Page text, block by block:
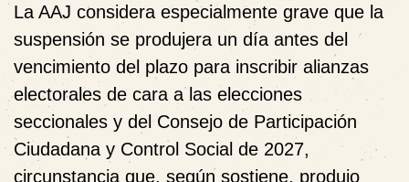
La AAJ considera especialmente grave que la
suspensión se produjera un día antes del
vencimiento del plazo para inscribir alianzas
electorales de cara a las elecciones
seccionales y del Consejo de Participación
Ciudadana y Control Social de 2027,
circunstancia que, según sostiene, produjo